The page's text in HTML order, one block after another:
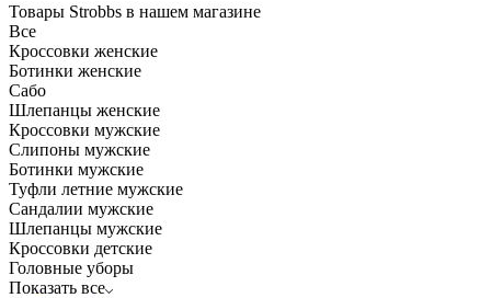
Товары Strobbs в нашем магазине
Все
Кроссовки женские
Ботинки женские
Сабо
Шлепанцы женские
Кроссовки мужские
Слипоны мужские
Ботинки мужские
Туфли летние мужские
Сандалии мужские
Шлепанцы мужские
Кроссовки детские
Головные уборы
Показать все